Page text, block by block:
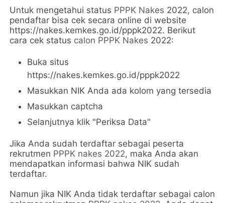
Untuk mengetahui status PPPK Nakes 2022, calon
pendaftar bisa cek secara online di website
https://nakes.kemkes.go.id/pppk2022. Berikut
cara cek status calon PPPK Nakes 2022:
Buka situs
https://nakes.kemkes.go.id/pppk2022
Masukkan NIK Anda ada kolom yang tersedia
Masukkan captcha
Selanjutnya klik "Periksa Data"
Jika Anda sudah terdaftar sebagai peserta
rekrutmen PPPK nakes 2022, maka Anda akan
mendapatkan informasi bahwa NIK sudah
terdaftar.
Namun jika NIK Anda tidak terdaftar sebagai calon